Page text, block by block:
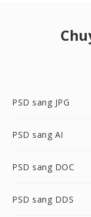
PSD sang JPG
PSD sang AI
PSD sang DOC
PSD sang DDS